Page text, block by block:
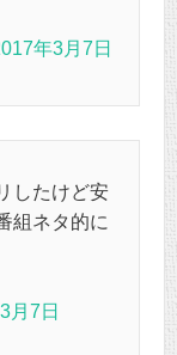
年3月7日
したけど安
組ネタ的に
月7日